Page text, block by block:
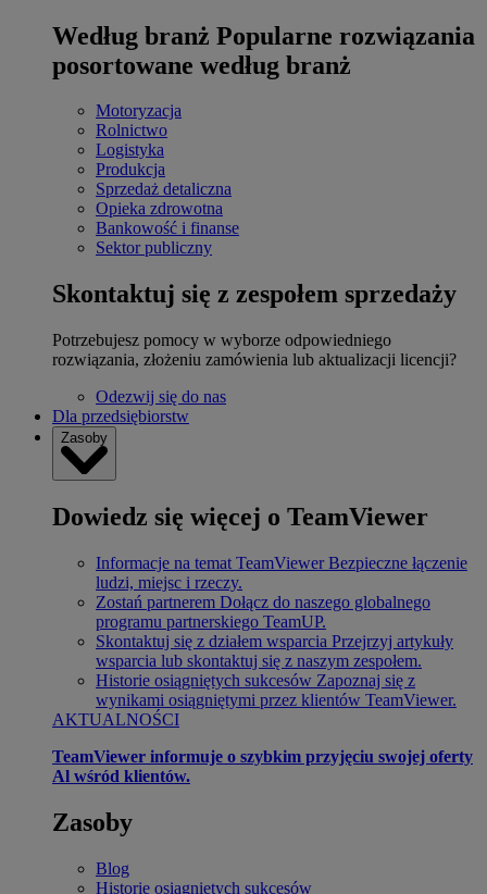
Według branż Popularne rozwiązania
posortowane według branż
Motoryzacja
Rolnictwo
Logistyka
Produkcja
Sprzedaż detaliczna
Opieka zdrowotna
Bankowość i finanse
Sektor publiczny
Skontaktuj się z zespołem sprzedaży
Potrzebujesz pomocy w wyborze odpowiedniego
rozwiązania, złożeniu zamówienia lub aktualizacji licencji?
Odezwij się do nas
Dla przedsiębiorstw
Zasoby
Dowiedz się więcej o TeamViewer
Informacje na temat TeamViewer Bezpieczne łączenie
ludzi, miejsc i rzeczy.
Zostań partnerem Dołącz do naszego globalnego
programu partnerskiego TeamUP.
Skontaktuj się z działem wsparcia Przejrzyj artykuły
wsparcia lub skontaktuj się z naszym zespołem.
Historie osiągniętych sukcesów Zapoznaj się z
wynikami osiągniętymi przez klientów TeamViewer.
AKTUALNOŚCI
TeamViewer informuje o szybkim przyjęciu swojej oferty
Al wśród klientów.
Zasoby
Blog
Historie osiągniętych sukcesów